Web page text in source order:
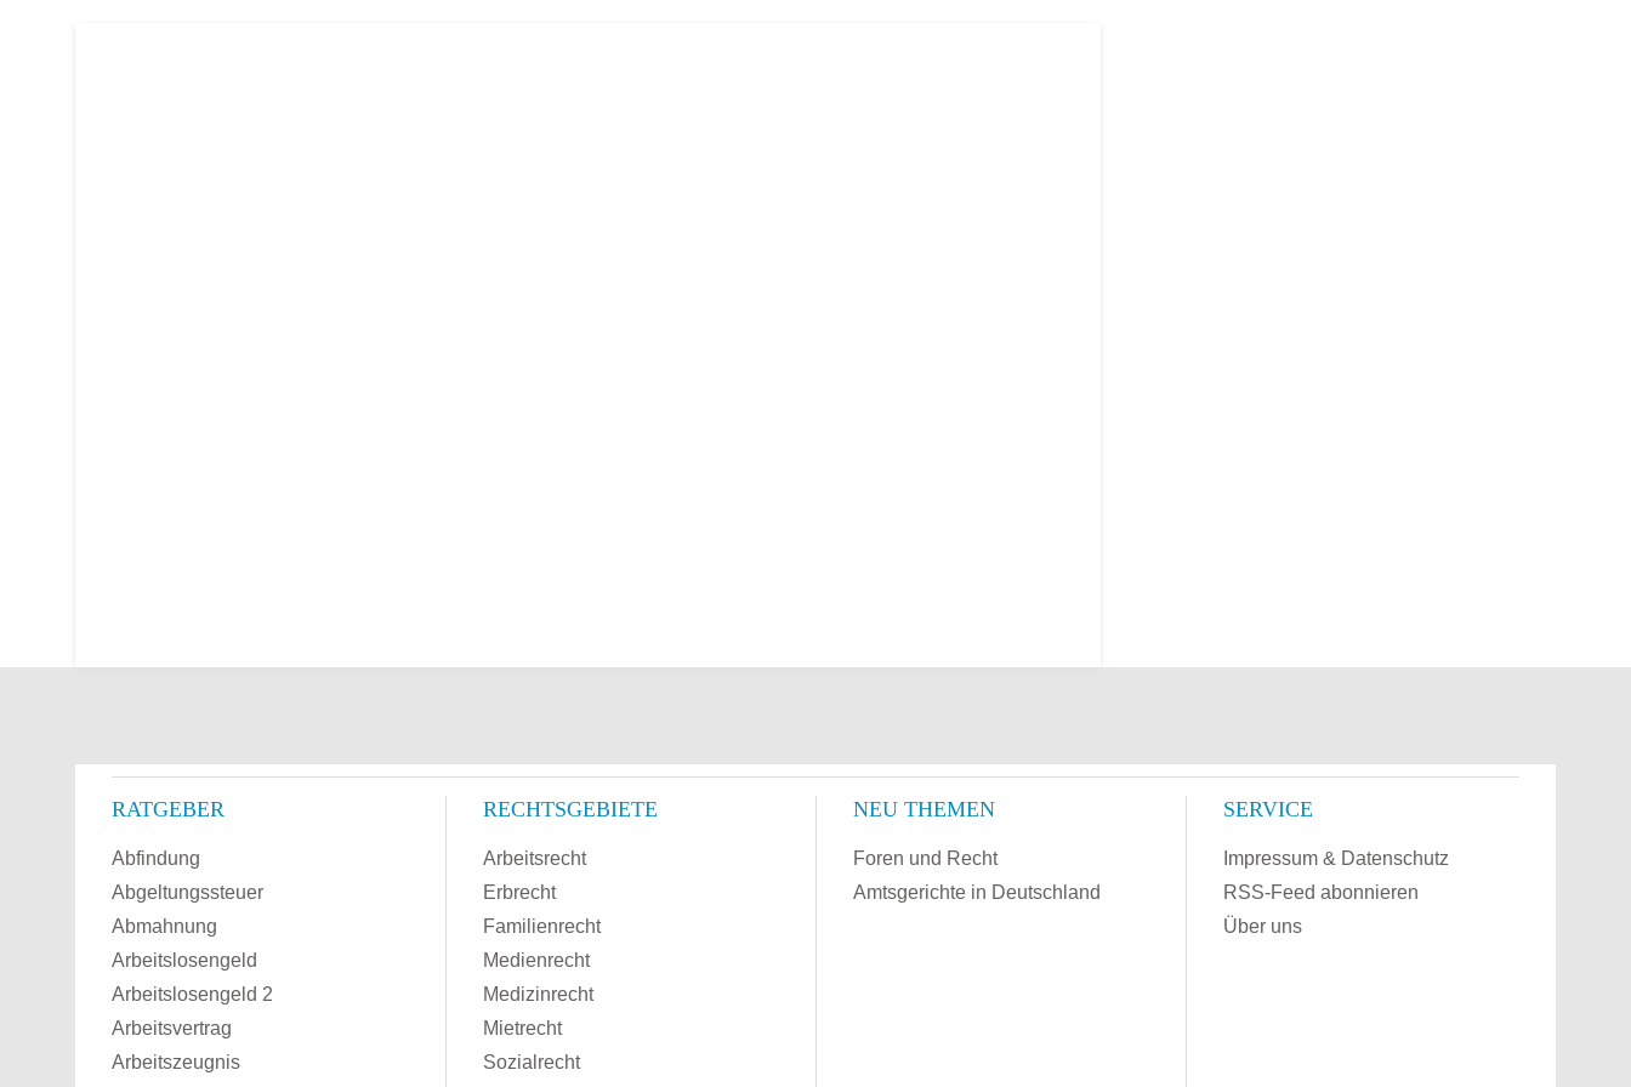
RATGEBER
Abfindung
Abgeltungssteuer
Abmahnung
Arbeitslosengeld
Arbeitslosengeld 2
Arbeitsvertrag
Arbeitszeugnis
RECHTSGEBIETE
Arbeitsrecht
Erbrecht
Familienrecht
Medienrecht
Medizinrecht
Mietrecht
Sozialrecht
NEU THEMEN
Foren und Recht
Amtsgerichte in Deutschland
SERVICE
Impressum & Datenschutz
RSS-Feed abonnieren
Über uns